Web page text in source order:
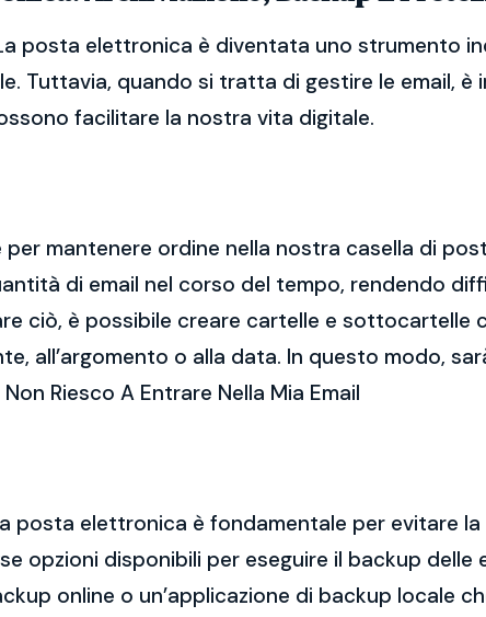
posta elettronica è diventata uno strumento
Tuttavia, quando si tratta di gestire le email, è
facilitare la nostra vita digitale.
per mantenere ordine nella nostra casella di
di email nel corso del tempo, rendendo
ciò, è possibile creare cartelle e sottocartelle
all’argomento o alla data. In questo modo,
Riesco A Entrare Nella Mia Email
posta elettronica è fondamentale per evitare
opzioni disponibili per eseguire il backup delle
online o un’applicazione di backup locale